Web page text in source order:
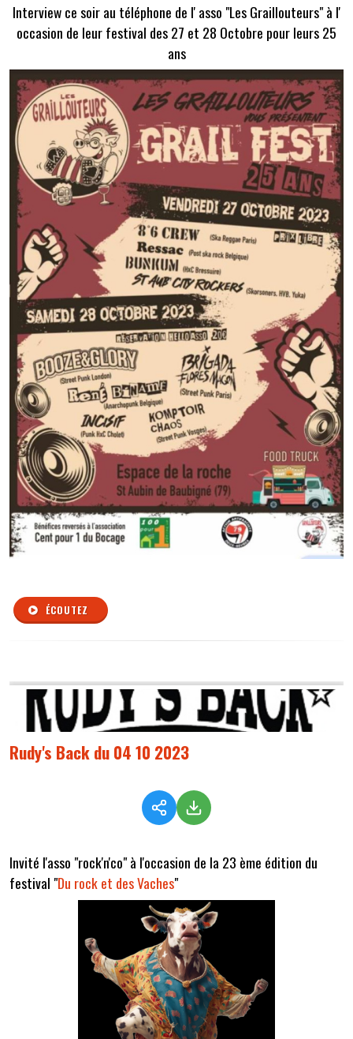
Interview ce soir au téléphone de l' asso "Les Graillouteurs" à l'
occasion de leur festival des 27 et 28 Octobre pour leurs 25
ans
ÉCOUTEZ
Rudy's Back du 04 10 2023
Invité l'asso "rock'n'co" à l'occasion de la 23 ème édition du
festival "Du rock et des Vaches"